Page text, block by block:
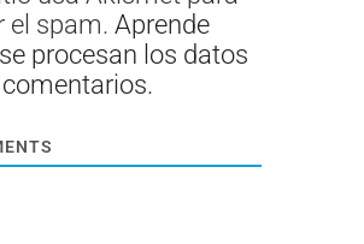
el spam. Aprende
procesan los datos